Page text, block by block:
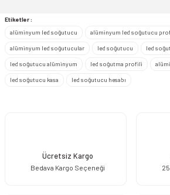
Ürün bilgilerinde hatalar bulunuyor.
Etiketler :
alüminyum led soğutucu
alüminyum led soğutucu
alüminyum led soğutucular led soğutucu led
led soğutucu alüminyum led soğutma profili
led soğutucu kasa led soğutucu hesabı
Ücretsiz Kargo
Bedava Kargo Seçeneği